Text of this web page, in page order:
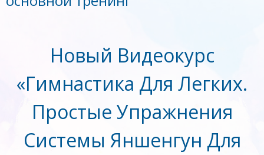
Новый Видеокурс
«Гимнастика Для Легких.
Простые Упражнения
Системы Яншенгун Для